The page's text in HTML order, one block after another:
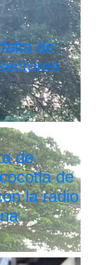
de
de
de
la radio